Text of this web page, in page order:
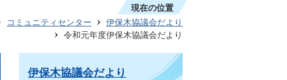
現在の位置
コミュニティセンター
伊保木協議会だより
令和元年度伊保木協議会だより
伊保木協議会だより